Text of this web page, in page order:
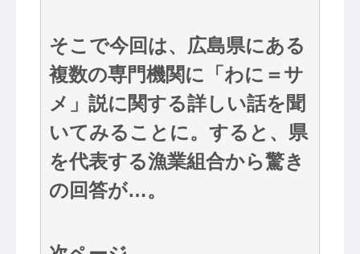
そこで今回は、広島県にある
複数の専門機関に「わに＝サ
メ」説に関する詳しい話を聞
いてみることに。すると、県
を代表する漁業組合から驚き
の回答が…。